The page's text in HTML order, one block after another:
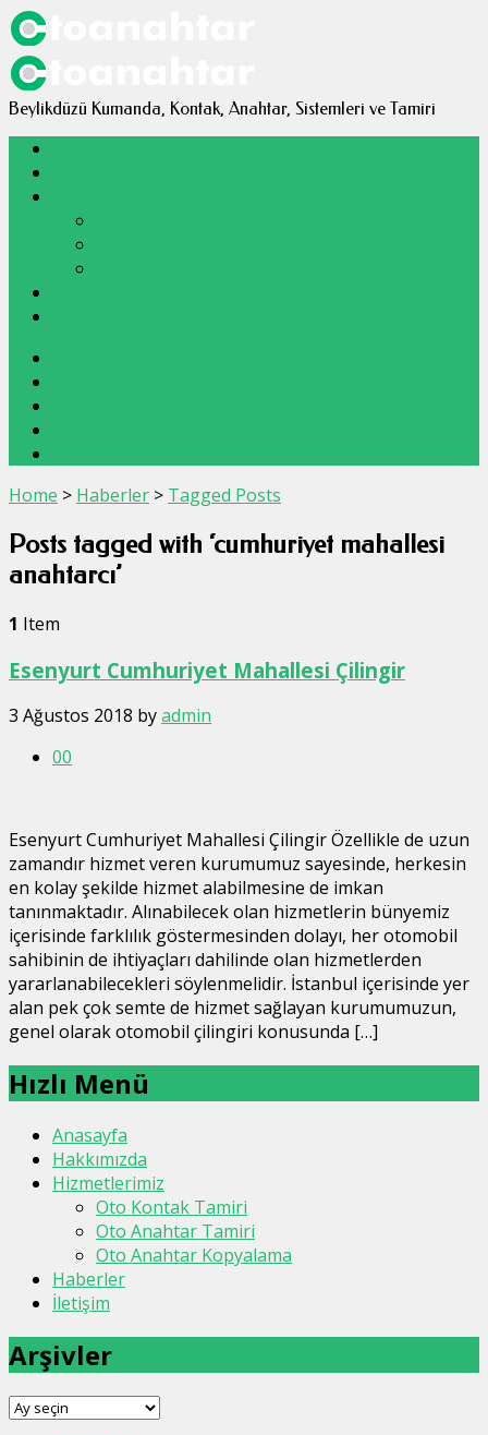
Beylikdüzü Kumanda, Kontak, Anahtar, Sistemleri ve Tamiri
Home > Haberler > Tagged Posts
Posts tagged with ‘cumhuriyet mahallesi
anahtarcı’
1 Item
Esenyurt Cumhuriyet Mahallesi Çilingir
3 Ağustos 2018 byadmin
00
Esenyurt Cumhuriyet Mahallesi Çilingir Özellikle de uzun
zamandır hizmet veren kurumumuz sayesinde, herkesin
en kolay şekilde hizmet alabilmesine de imkan
tanınmaktadır. Alınabilecek olan hizmetlerin bünyemiz
içerisinde farklılık göstermesinden dolayı, her otomobil
sahibinin de ihtiyaçları dahilinde olan hizmetlerden
yararlanabilecekleri söylenmelidir. İstanbul içerisinde yer
alan pek çok semte de hizmet sağlayan kurumumuzun,
genel olarak otomobil çilingiri konusunda […]
Hızlı Menü
Anasayfa
Hakkımızda
Hizmetlerimiz
Oto Kontak Tamiri
Oto Anahtar Tamiri
Oto Anahtar Kopyalama
Haberler
İletişim
Arşivler
Arşivler